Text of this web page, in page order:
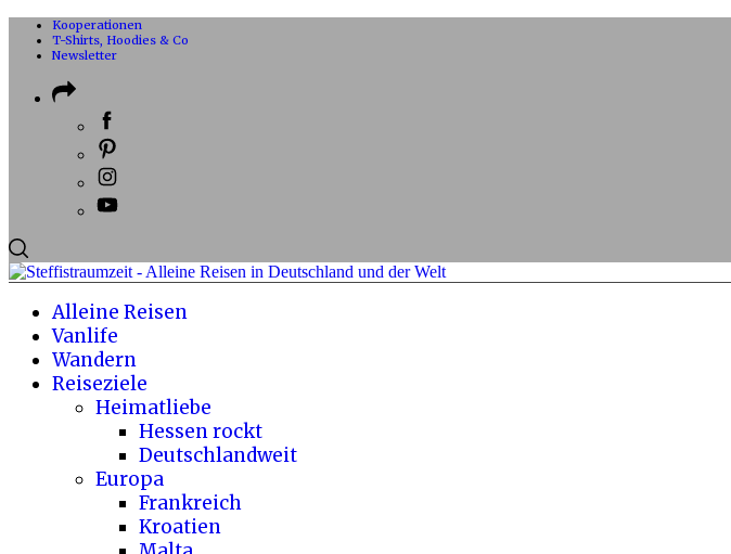
Kooperationen
T-Shirts, Hoodies & Co
Newsletter
Alleine Reisen
Vanlife
Wandern
Reiseziele
Heimatliebe
Hessen rockt
Deutschlandweit
Europa
Frankreich
Kroatien